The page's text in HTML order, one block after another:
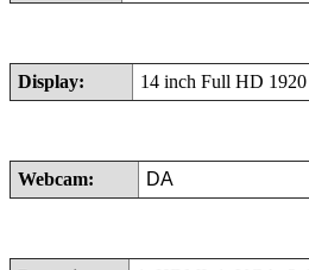
Display: 14 inch Full HD
Webcam: DA